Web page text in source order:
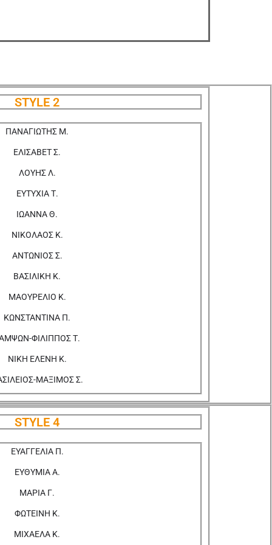
STYLE 2
ΠΑΝΑΓΙΩΤΗΣ Μ.
ΕΛΙΣΑΒΕΤ Σ.
ΛΟΥΗΣ Λ.
ΕΥΤΥΧΙΑ Τ.
ΙΩΑΝΝΑ Θ.
ΝΙΚΟΛΑΟΣ Κ.
ΑΝΤΩΝΙΟΣ Σ.
ΒΑΣΙΛΙΚΗ Κ.
ΜΑΟΥΡΕΛΙΟ Κ.
ΚΩΝΣΤΑΝΤΙΝΑ Π.
ΦΙΛΙΠΠΟΣ Τ.
ΝΙΚΗ ΕΛΕΝΗ Κ.
ΜΑΞΙΜΟΣ Σ.
STYLE 4
ΕΥΑΓΓΕΛΙΑ Π.
ΕΥΘΥΜΙΑ Α.
ΜΑΡΙΑ Γ.
ΦΩΤΕΙΝΗ Κ.
ΜΙΧΑΕΛΑ Κ.